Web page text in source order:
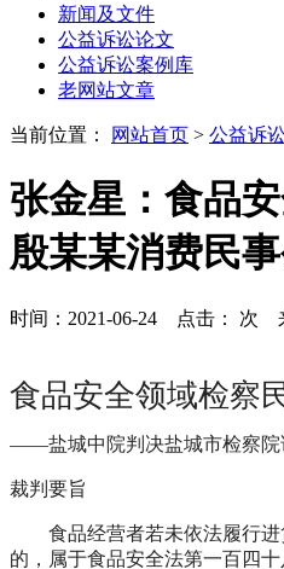
新闻及文件
公益诉讼论文
公益诉讼案例库
老网站文章
当前位置： 网站首页 > 公益诉
张金星：食品
殷某某消费民
时间：2021-06-24 点击： 次
食品安全领域检察
——盐城中院判决盐城市检察院
裁判要旨
食品经营者若未依法履行进
的，属于食品安全法第一百四